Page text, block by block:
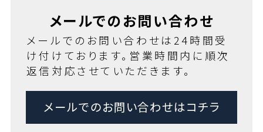
メールでのお問い合わせ
メールでのお問い合わせは24時間受
け付けております。営業時間内に順次
返信対応させていただきます。
メールでのお問い合わせはコチラ